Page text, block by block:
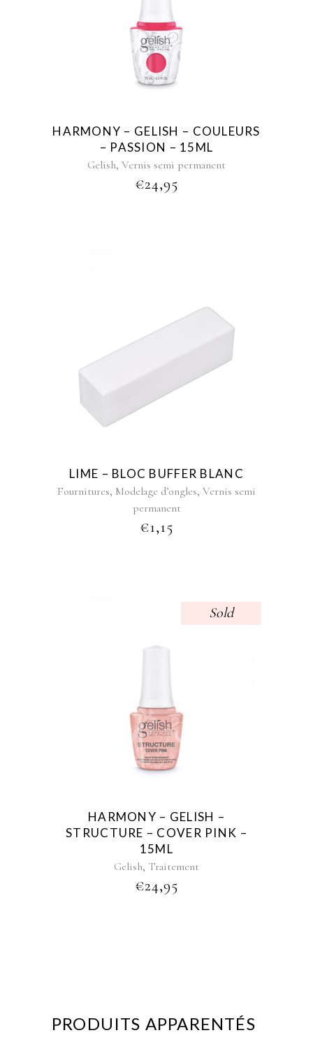
HARMONY – GELISH – COULEURS
– PASSION – 15ML
Gelish, Vernis semi permanent
€24,95
LIME – BLOC BUFFER BLANC
Fournitures, Modelage d’ongles, Vernis semi
permanent
€1,15
Sold
HARMONY – GELISH –
STRUCTURE – COVER PINK –
15ML
Gelish, Traitement
€24,95
PRODUITS APPARENTÉS